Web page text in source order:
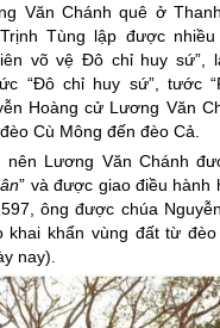
Văn Chánh quê ở
Tùng lập được
võ vệ Đô chỉ huy sứ”,
“Đô chỉ huy sứ”, tước
Hoàng cử Lương Văn
Cù Mông đến đèo Cả.
nên Lương Văn Chánh
” và được giao điều hành
ông được chúa
khai khẩn vùng đất từ
nay).